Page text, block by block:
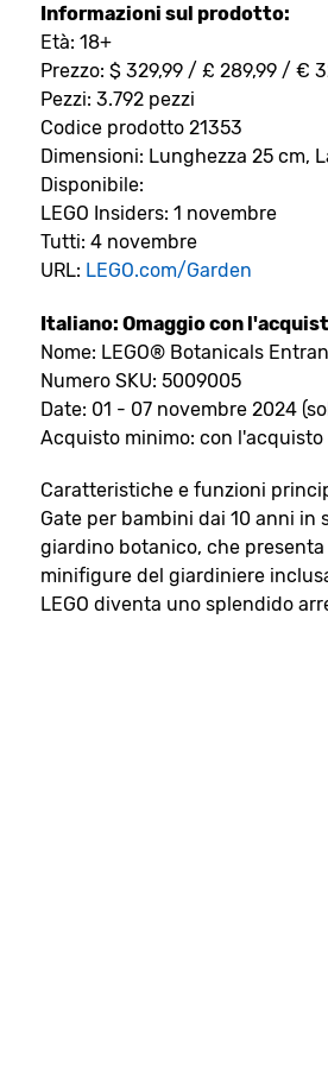
Informazioni sul prodotto:
Età: 18+
Prezzo: $ 329,99 / £ 289,99 / €
Pezzi: 3.792 pezzi
Codice prodotto 21353
Dimensioni: Lunghezza 25 cm,
Disponibile:
LEGO Insiders: 1 novembre
Tutti: 4 novembre
URL: LEGO.com/Garden
Italiano: Omaggio con
Nome: LEGO® Botanicals
Numero SKU: 5009005
Date: 01 - 07 novembre 2024
Acquisto minimo: con l'acquisto
Caratteristiche e funzioni
Gate per bambini dai 10 anni
giardino botanico, che
minifigure del giardiniere
LEGO diventa uno splendido